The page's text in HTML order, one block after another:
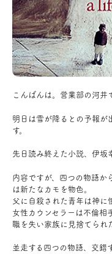
ごあいさつ
チーム紹介
アクセス
ブログ
会社案内
キャンペーン
SDGs
こんばんは。営業部の河井
明日は雪が降るとの予報が
す。
先日読み終えた小説、伊坂
内容ですが、四つの物語か
は新たなカモを物色。
父に自殺された青年は神に
女性カウンセラーは不倫相
職を失い家族に見捨てられ
並走する四つの物語、交錯